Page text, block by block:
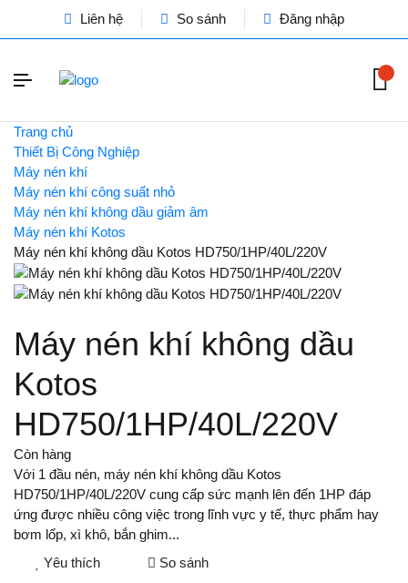
Liên hệ So sánh Đăng nhập
Trang chủ
Thiết Bị Công Nghiệp
Máy nén khí
Máy nén khí công suất nhỏ
Máy nén khí không dầu giảm âm
Máy nén khí Kotos
Máy nén khí không dầu Kotos HD750/1HP/40L/220V
Máy nén khí không dầu
Kotos
HD750/1HP/40L/220V
Còn hàng
Với 1 đầu nén, máy nén khí không dầu Kotos
HD750/1HP/40L/220V cung cấp sức mạnh lên đến 1HP đáp
ứng được nhiều công việc trong lĩnh vực y tế, thực phẩm hay
bơm lốp, xì khô, bắn ghim...
Yêu thích
So sánh